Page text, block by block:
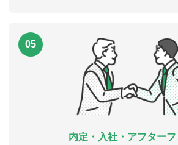
05
内定・入社・アフター